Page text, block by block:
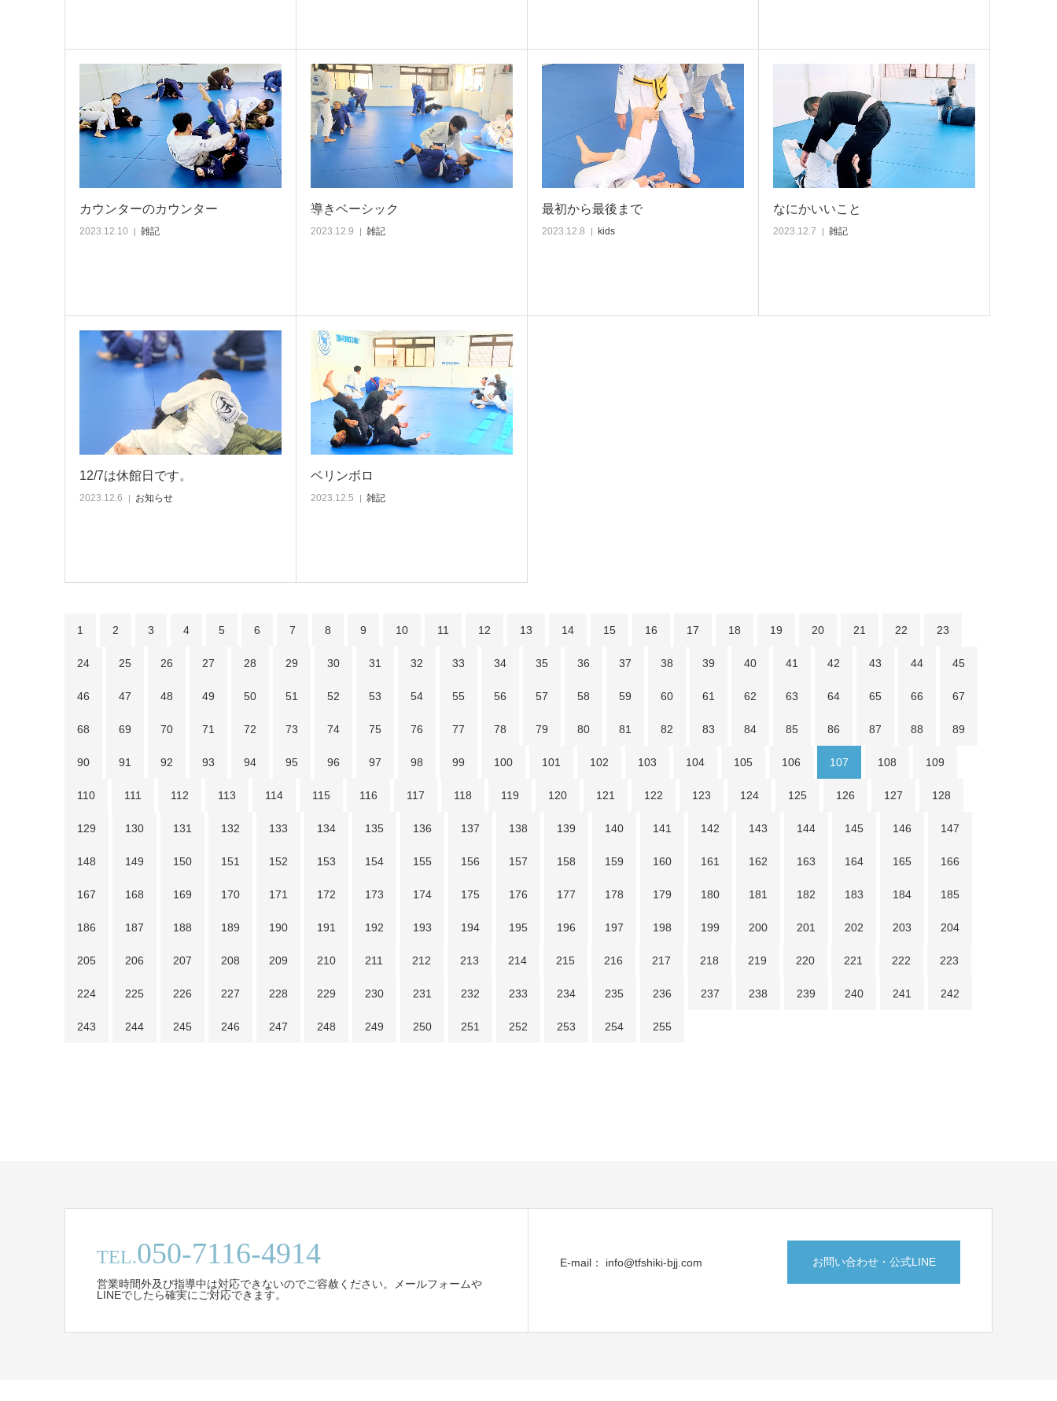
カウンターのカウンター
2023.12.10 雑記
導きベーシック
2023.12.9 雑記
最初から最後まで
2023.12.8 kids
なにかいいこと
2023.12.7 雑記
12/7は休館日です。
2023.12.6 お知らせ
ベリンボロ
2023.12.5 雑記
1 2 3 4 5 6 7 8 9 10 11 12 13 14 15 16 17 18 19 20 21 22 23
24 25 26 27 28 29 30 31 32 33 34 35 36 37 38 39 40 41 42 43 44 45
46 47 48 49 50 51 52 53 54 55 56 57 58 59 60 61 62 63 64 65 66 67
68 69 70 71 72 73 74 75 76 77 78 79 80 81 82 83 84 85 86 87 88 89
90 91 92 93 94 95 96 97 98 99 100 101 102 103 104 105 106 107 108 109
110 111 112 113 114 115 116 117 118 119 120 121 122 123 124 125 126 127 128
129 130 131 132 133 134 135 136 137 138 139 140 141 142 143 144 145 146 147
148 149 150 151 152 153 154 155 156 157 158 159 160 161 162 163 164 165 166
167 168 169 170 171 172 173 174 175 176 177 178 179 180 181 182 183 184 185
186 187 188 189 190 191 192 193 194 195 196 197 198 199 200 201 202 203 204
205 206 207 208 209 210 211 212 213 214 215 216 217 218 219 220 221 222 223
224 225 226 227 228 229 230 231 232 233 234 235 236 237 238 239 240 241 242
243 244 245 246 247 248 249 250 251 252 253 254 255
TEL.050-7116-4914
営業時間外及び指導中は対応できないのでご容赦ください。メールフォームや
LINEでしたら確実にご対応できます。
E-mail： info@tfshiki-bjj.com お問い合わせ・公式LINE